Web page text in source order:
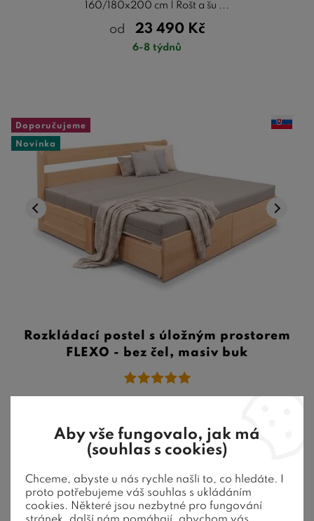
160/180x200 cm | Rošt a šu ...
od 23 490 Kč
6-8 týdnů
Doporučujeme
Novinka
Rozkládací postel s úložným prostorem
FLEXO - bez čel, masiv buk
od 22 990Kč
6-8 týdnů
Aby vše fungovalo, jak má
(souhlas s cookies)
Chceme, abyste u nás rychle našli to, co hledáte. I
proto potřebujeme váš souhlas s ukládáním
cookies. Některé jsou nezbytné pro fungování